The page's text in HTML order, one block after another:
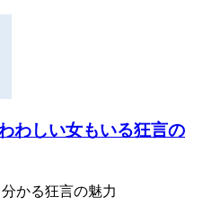
わしい女もいる狂言の
かる狂言の魅力